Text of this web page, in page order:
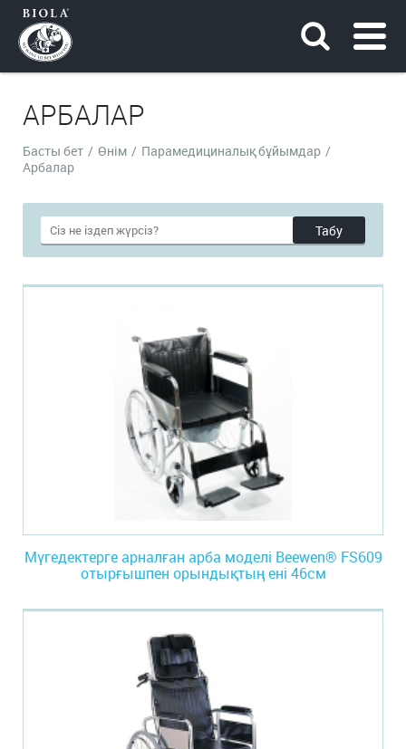
АРБАЛАР
Басты бет / Өнім / Парамедициналық бұйымдар /
Арбалар
Табу
Мүгедектерге арналған арба моделі Beewen® FS609
отырғышпен орындықтың ені 46см